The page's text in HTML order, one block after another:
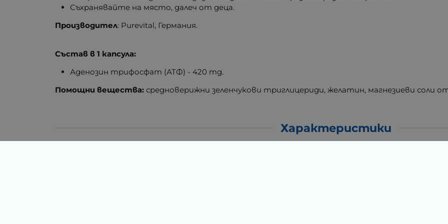
Съхранявайте на място, далеч от деца.
Производител: Purevital, Германия.
Състав в 1 капсула:
Аденозин трифосфат (АТФ) - 420 mg.
Помощни вещества: средноверижни зеленчукови триглицериди, желатин, магнезиеви соли
Характеристики